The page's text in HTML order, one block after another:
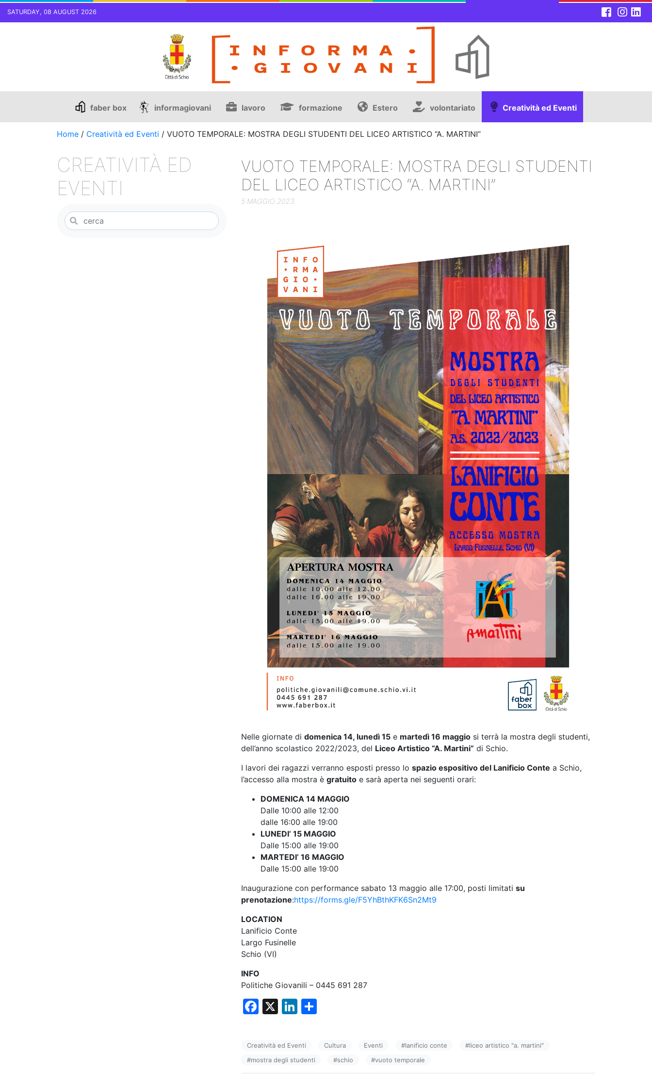
SATURDAY, 08 AUGUST 2026
faber box informagiovani lavoro formazione Estero volontariato Creatività ed Eventi
Home / Creatività ed Eventi / VUOTO TEMPORALE: MOSTRA DEGLI STUDENTI DEL LICEO ARTISTICO “A. MARTINI”
VUOTO TEMPORALE: MOSTRA DEGLI STUDENTI
DEL LICEO ARTISTICO “A. MARTINI”
5 MAGGIO 2023
Nelle giornate di domenica 14, lunedì 15 e martedì 16 maggio si terrà la mostra degli studenti,
dell’anno scolastico 2022/2023, del Liceo Artistico “A. Martini” di Schio.
I lavori dei ragazzi verranno esposti presso lo spazio espositivo del Lanificio Conte a Schio,
l’accesso alla mostra è gratuito e sarà aperta nei seguenti orari:
DOMENICA 14 MAGGIO
Dalle 10:00 alle 12:00
dalle 16:00 alle 19:00
LUNEDI’ 15 MAGGIO
Dalle 15:00 alle 19:00
MARTEDI’ 16 MAGGIO
Dalle 15:00 alle 19:00
Inaugurazione con performance sabato 13 maggio alle 17:00, posti limitati su
prenotazione:https://forms.gle/F5YhBthKFK6Sn2Mt9
LOCATION
Lanificio Conte
Largo Fusinelle
Schio (VI)
INFO
Politiche Giovanili – 0445 691 287
F
e
b
X
Li
e
dI
di
vi
Creatività ed Eventi Cultura Eventi #lanificio conte #liceo artistico "a. martini"
#mostra degli studenti #schio #vuoto temporale
CREATIVITÀ ED
EVENTI